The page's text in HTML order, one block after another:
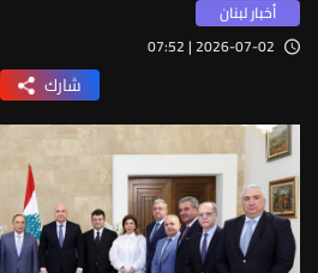
أخبار لبنان
2026-07-02 | 07:52
شارك